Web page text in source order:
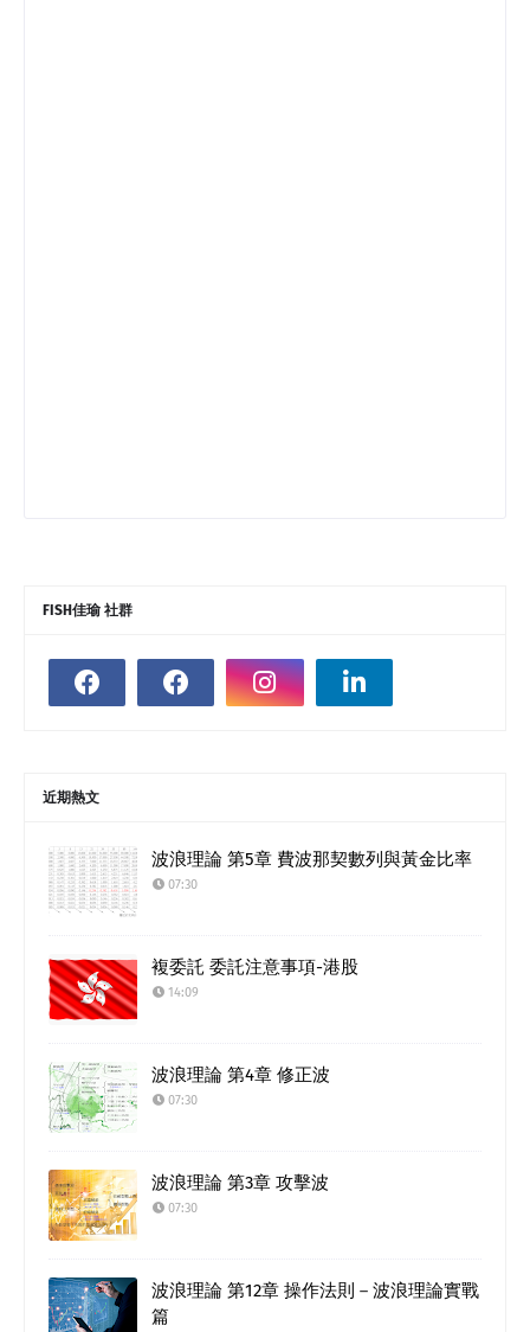
FISH佳瑜 社群
近期熱文
波浪理論 第5章 費波那契數列與黃金比率
07:30
複委託 委託注意事項-港股
14:09
波浪理論 第4章 修正波
07:30
波浪理論 第3章 攻擊波
07:30
波浪理論 第12章 操作法則－波浪理論實戰
篇